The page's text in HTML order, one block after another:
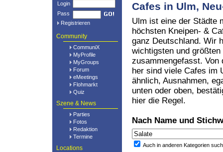
Login
Pass
Registrieren
Community
CommuniX
MyProfile
MyGroups
Forum
eMeetings
Flohmarkt
Quiz
Szene & News
Parties
Fotos
Redaktion
Termine
Locations
Cafes in Ulm,
Ulm ist eine der Städte
höchsten Kneipen- &
ganz Deutschland. Wir
wichtigsten und größten
zusammengefasst. Von
her sind viele Cafes im
ähnlich, Ausnahmen,
unten oder oben,
hier die Regel.
Nach Name und
Auch in anderen Kategorien